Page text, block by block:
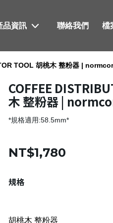
品資訊 聯絡我們 檔
TOOL 胡桃木 整粉器 |
COFFEE
木 整粉器 |
*規格適用:58.5mm*
NT$1,780
規格